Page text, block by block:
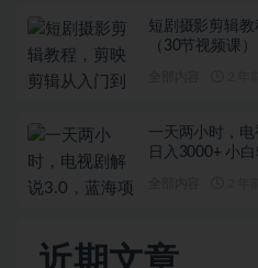
短剧摄影剪辑
（30节视频课）
一天两小时，
日入3000+ 小